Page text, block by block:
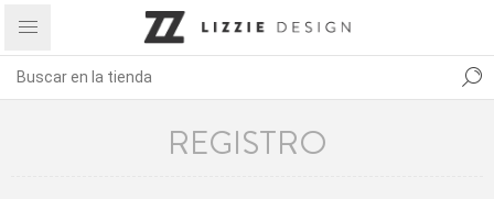
REGISTRO